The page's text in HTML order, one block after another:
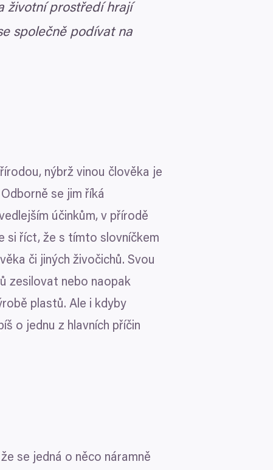
např. souborů cookie
životní prostředí hrají
společně podívat na
nýbrž vinou člověka je
se jim říká
účinkům, v přírodě
si říct, že s tímto slovníčkem
či jiných živočichů. Svou
zesilovat nebo naopak
plastů. Ale i kdyby
o jednu z hlavních příčin
se jedná o něco náramně